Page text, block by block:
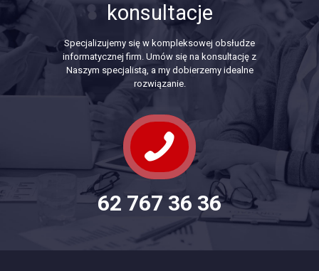
konsultacje
Specjalizujemy się w kompleksowej obsłudze
informatycznej firm. Umów się na konsultację z
Naszym specjalistą, a my dobierzemy idealne
rozwiązanie.
62 767 36 36